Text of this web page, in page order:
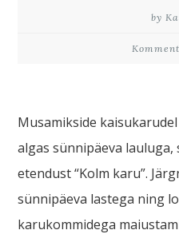
by
Musamikside
algas sünnipäeva
etendust “Kolm karu”.
sünnipäeva lastega ning
karukommidega